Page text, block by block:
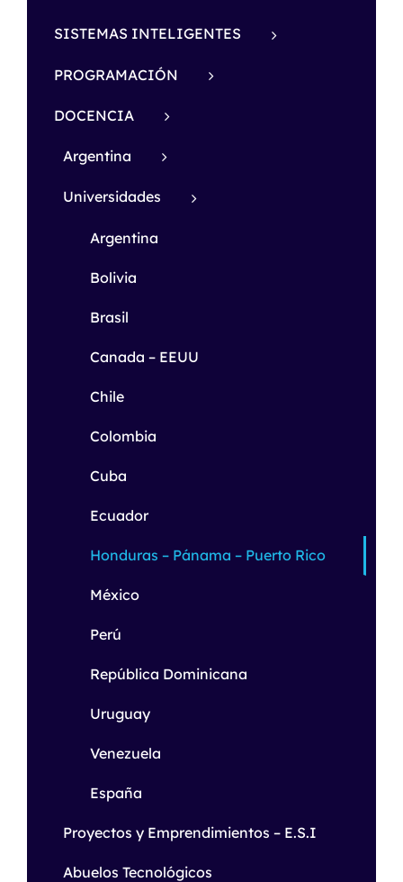
SISTEMAS INTELIGENTES
PROGRAMACIÓN
DOCENCIA
Argentina
Universidades
Argentina
Bolivia
Brasil
Canada – EEUU
Chile
Colombia
Cuba
Ecuador
Honduras – Pánama – Puerto Rico
México
Perú
República Dominicana
Uruguay
Venezuela
España
Proyectos y Emprendimientos – E.S.I
Abuelos Tecnológicos